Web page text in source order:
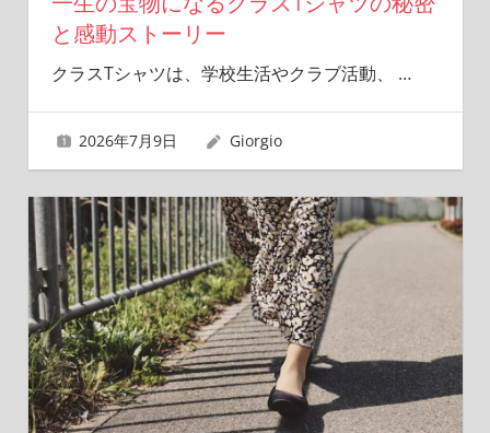
と感動ストーリー
クラスTシャツは、学校生活やクラブ活動、 …
2026年7月9日 Giorgio